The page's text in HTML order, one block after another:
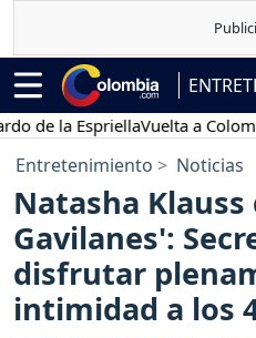
la EspriellaVuelta a Colombia
Entretenimiento Noticias
Natasha Klauss
Gavilanes':
disfrutar
intimidad a los